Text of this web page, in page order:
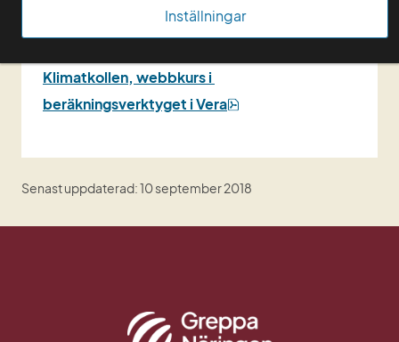
Inställningar
27 mars 2017, Skype
Klimatkollen, webbkurs i
beräkningsverktyget i Vera
Senast uppdaterad: 10 september 2018